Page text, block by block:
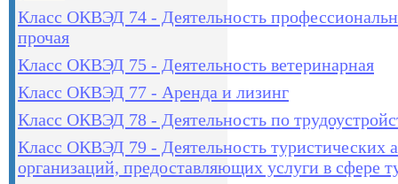
Класс ОКВЭД 74 - Деятельность
прочая
Класс ОКВЭД 75 - Деятельность ветеринарная
Класс ОКВЭД 77 - Аренда и лизинг
Класс ОКВЭД 78 - Деятельность по
Класс ОКВЭД 79 - Деятельность туристических
организаций, предоставляющих услуги в сфере